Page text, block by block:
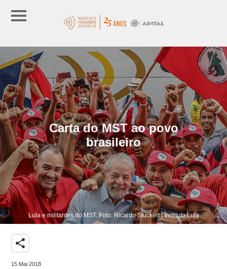
Carta do MST ao povo
brasileiro
Lula e militantes do MST. Foto: Ricardo Stuckert | Instituto Lula
share
15 Mai 2018